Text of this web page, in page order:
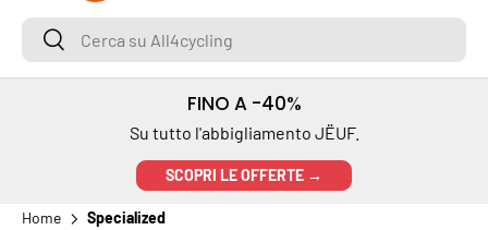
Cerca su All4cycling
Cerca
FINO A -40%
Su tutto l'abbigliamento JËUF.
SCOPRI LE OFFERTE →
Home Specialized